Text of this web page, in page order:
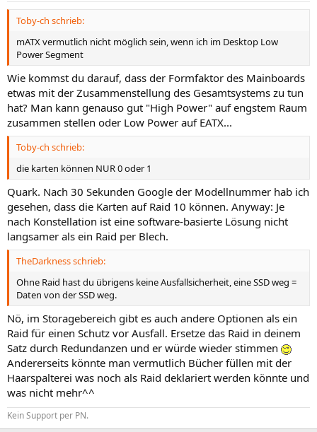
Toby-ch schrieb:
mATX vermutlich nicht möglich sein, wenn ich im Desktop Low
Power Segment
Wie kommst du darauf, dass der Formfaktor des Mainboards
etwas mit der Zusammenstellung des Gesamtsystems zu tun
hat? Man kann genauso gut "High Power" auf engstem Raum
zusammen stellen oder Low Power auf EATX...
Toby-ch schrieb:
die karten können NUR 0 oder 1
Quark. Nach 30 Sekunden Google der Modellnummer hab ich
gesehen, dass die Karten auf Raid 10 können. Anyway: Je
nach Konstellation ist eine software-basierte Lösung nicht
langsamer als ein Raid per Blech.
TheDarkness schrieb:
Ohne Raid hast du übrigens keine Ausfallsicherheit, eine SSD weg =
Daten von der SSD weg.
Nö, im Storagebereich gibt es auch andere Optionen als ein
Raid für einen Schutz vor Ausfall. Ersetze das Raid in deinem
Satz durch Redundanzen und er würde wieder stimmen
Andererseits könnte man vermutlich Bücher füllen mit der
Haarspalterei was noch als Raid deklariert werden könnte und
was nicht mehr^^
Kein Support per PN.